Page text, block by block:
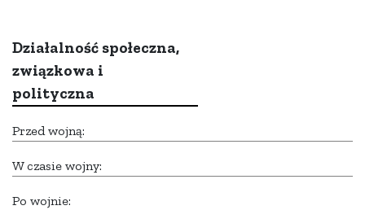
Działalność społeczna,
związkowa i
polityczna
Przed wojną:
W czasie wojny:
Po wojnie: